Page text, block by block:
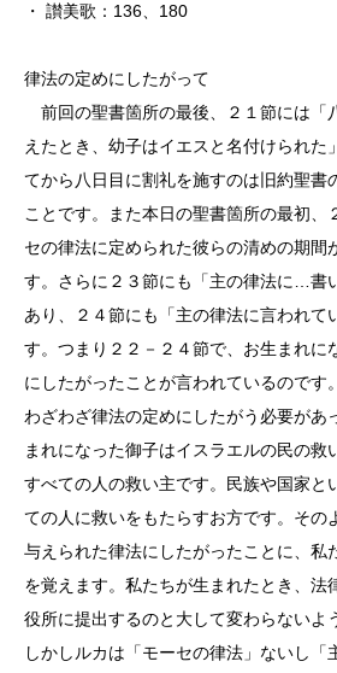
・ 讃美歌：136、180
律法の定めにしたがって
前回の聖書箇所の最後、２１節には「
えたとき、幼子はイエスと名付けられた
てから八日目に割礼を施すのは旧約聖書
ことです。また本日の聖書箇所の最初、
セの律法に定められた彼らの清めの期間
す。さらに２３節にも「主の律法に…書
あり、２４節にも「主の律法に言われて
す。つまり２２－２４節で、お生まれに
にしたがったことが言われているのです
わざわざ律法の定めにしたがう必要があ
まれになった御子はイスラエルの民の救
すべての人の救い主です。民族や国家と
ての人に救いをもたらすお方です。その
与えられた律法にしたがったことに、私
を覚えます。私たちが生まれたとき、法
役所に提出するのと大して変わらないよ
しかしルカは「モーセの律法」ないし「